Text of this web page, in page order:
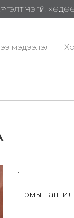
ҮНЭГҮЙ.
мэдээлэл
.
Номын